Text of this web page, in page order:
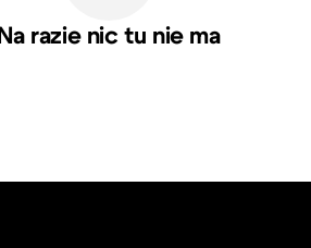
Na razie nic tu nie ma